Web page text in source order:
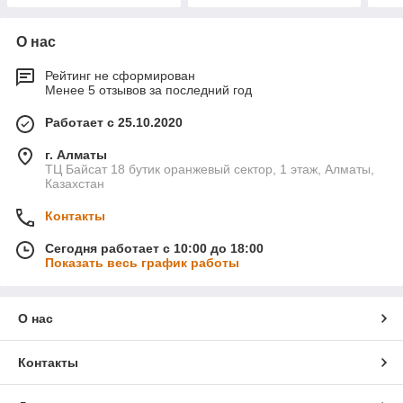
О нас
Рейтинг не сформирован
Менее 5 отзывов за последний год
Работает с 25.10.2020
г. Алматы
ТЦ Байсат 18 бутик оранжевый сектор, 1 этаж, Алматы,
Казахстан
Контакты
Сегодня работает с 10:00 до 18:00
Показать весь график работы
О нас
Контакты